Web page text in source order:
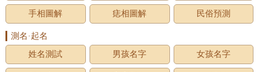
手相圖解 痣相圖解 民俗預測
測名·起名
姓名測試
男孩名字 女孩名字